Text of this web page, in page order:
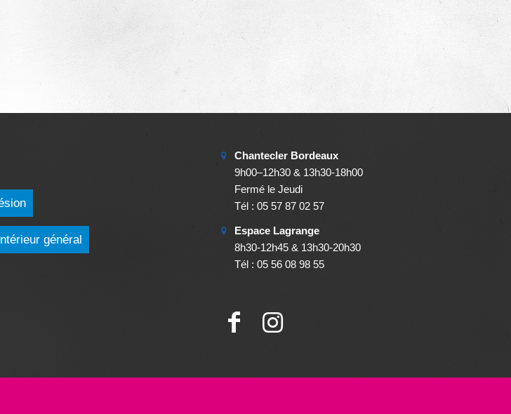
général
Chantecler Bordeaux
9h00–12h30 & 13h30-18h00
Fermé le Jeudi
Tél : 05 57 87 02 57
Espace Lagrange
8h30-12h45 & 13h30-20h30
Tél : 05 56 08 98 55